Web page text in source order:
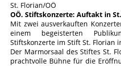
St. Florian/OÖ
OÖ. Stiftskonzerte: Auftakt in
Mit zwei ausverkauften
einem begeisterten
Stiftskonzerte im Stift St. Florian
Der Marmorsaal des Stiftes St.
prachtvolle Bühne für die